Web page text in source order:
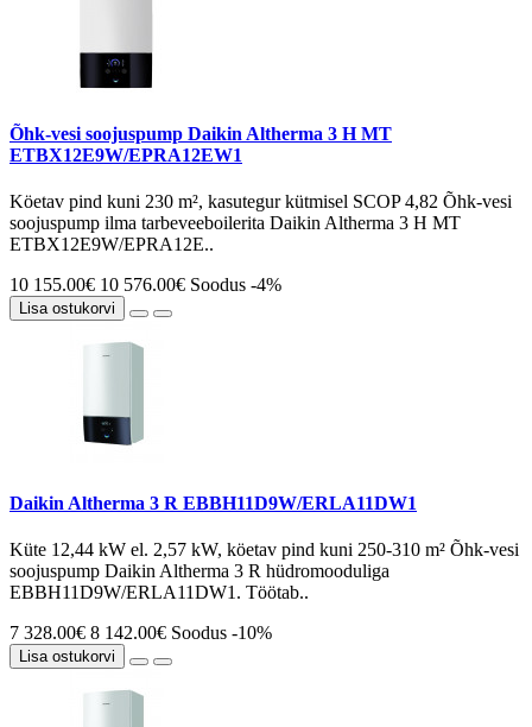
Õhk-vesi soojuspump Daikin Altherma 3 H MT
ETBX12E9W/EPRA12EW1
Köetav pind kuni 230 m², kasutegur kütmisel SCOP 4,82 Õhk-vesi
soojuspump ilma tarbeveeboilerita Daikin Altherma 3 H MT
ETBX12E9W/EPRA12E..
10 155.00€ 10 576.00€ Soodus -4%
Lisa ostukorvi
Daikin Altherma 3 R EBBH11D9W/ERLA11DW1
Küte 12,44 kW el. 2,57 kW, köetav pind kuni 250-310 m² Õhk-vesi
soojuspump Daikin Altherma 3 R hüdromooduliga
EBBH11D9W/ERLA11DW1. Töötab..
7 328.00€ 8 142.00€ Soodus -10%
Lisa ostukorvi